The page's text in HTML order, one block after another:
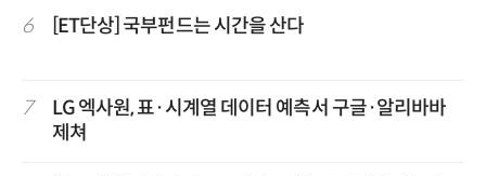
6 [ET단상] 국부펀드는 시간을 산다
7
LG 엑사원, 표·시계열 데이터 예측서 구글·알리바바
제쳐